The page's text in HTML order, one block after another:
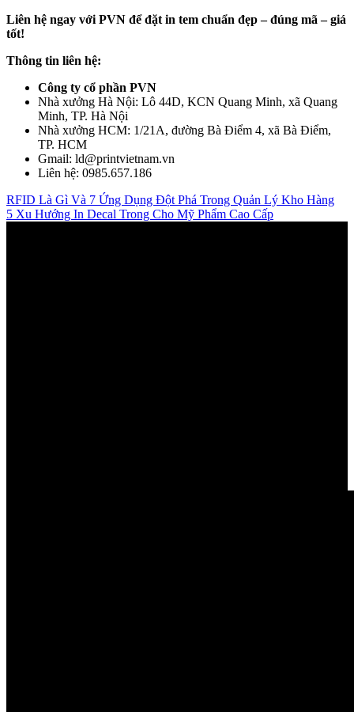
Liên hệ ngay với PVN để đặt in tem chuẩn đẹp – đúng mã – giá
tốt!
Thông tin liên hệ:
Công ty cổ phần PVN
Nhà xưởng Hà Nội: Lô 44D, KCN Quang Minh, xã Quang
Minh, TP. Hà Nội
Nhà xưởng HCM: 1/21A, đường Bà Điểm 4, xã Bà Điểm,
TP. HCM
Gmail: ld@printvietnam.vn
Liên hệ: 0985.657.186
RFID Là Gì Và 7 Ứng Dụng Đột Phá Trong Quản Lý Kho Hàng
5 Xu Hướng In Decal Trong Cho Mỹ Phẩm Cao Cấp